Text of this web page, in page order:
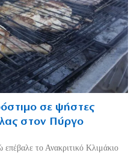
σε ψήστες
στον Πύργο
το Ανακριτικό Κλιμάκιο